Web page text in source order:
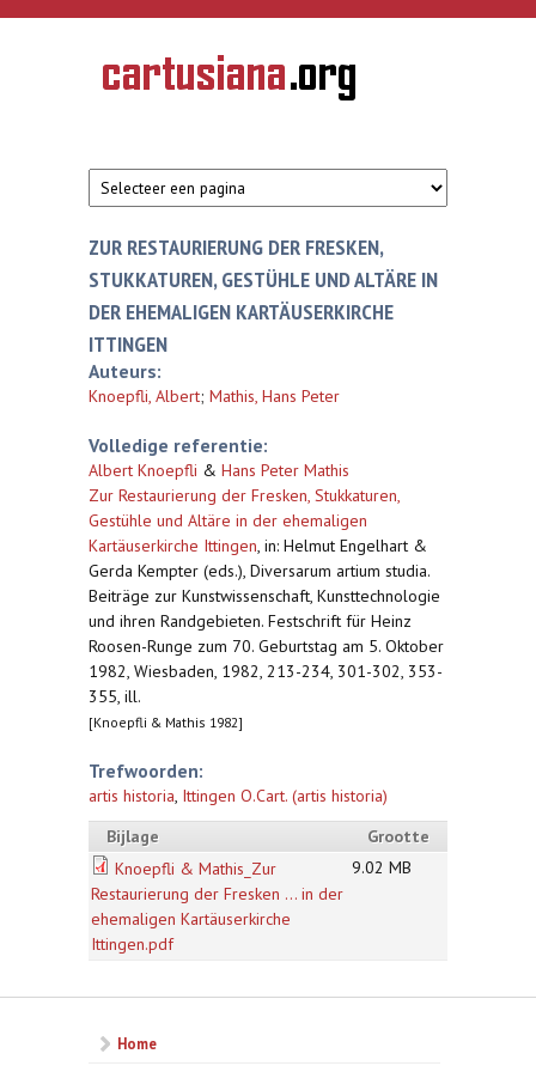
Overslaan en naar de inhoud gaan
CARTUSIANA
Geschiedenis
van de
ZUR RESTAURIERUNG DER FRESKEN,
STUKKATUREN, GESTÜHLE UND ALTÄRE IN
DER EHEMALIGEN KARTÄUSERKIRCHE
ITTINGEN
Auteurs:
Knoepfli, Albert; Mathis, Hans Peter
Volledige referentie:
Albert Knoepfli & Hans Peter Mathis
Zur Restaurierung der Fresken, Stukkaturen,
Gestühle und Altäre in der ehemaligen
Kartäuserkirche Ittingen, in: Helmut Engelhart &
Gerda Kempter (eds.), Diversarum artium studia.
Beiträge zur Kunstwissenschaft, Kunsttechnologie
und ihren Randgebieten. Festschrift für Heinz
Roosen-Runge zum 70. Geburtstag am 5. Oktober
1982, Wiesbaden, 1982, 213-234, 301-302, 353-
355, ill.
[Knoepfli & Mathis 1982]
Trefwoorden:
artis historia, Ittingen O.Cart. (artis historia)
Bijlage
Grootte
Knoepfli & Mathis_Zur
Restaurierung der Fresken ... in der
ehemaligen Kartäuserkirche
Ittingen.pdf
9.02 MB
Home